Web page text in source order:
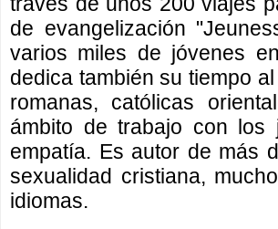
de evangelización
varios miles de jóvenes
dedica también su tiempo
romanas, católicas
ámbito de trabajo con los
empatía. Es autor de más
sexualidad cristiana,
idiomas.